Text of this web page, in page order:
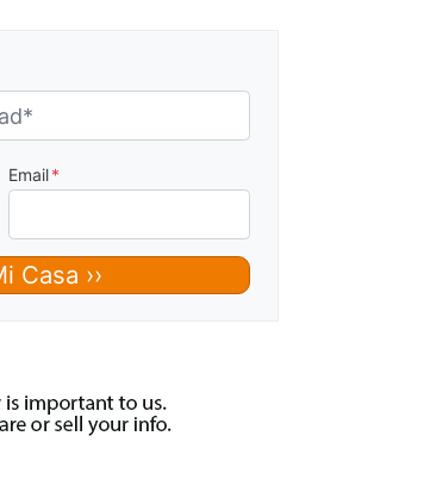
Email*